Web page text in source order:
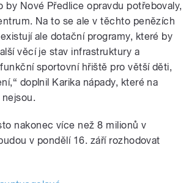
Nové Předlice opravdu potřebovaly,
Na to se ale v těchto penězích
ale dotační programy, které by
věcí je stav infrastruktury a
sportovní hřiště pro větší děti,
doplnil Karika nápady, které na
nakonec více než 8 milionů v
v pondělí 16. září rozhodovat